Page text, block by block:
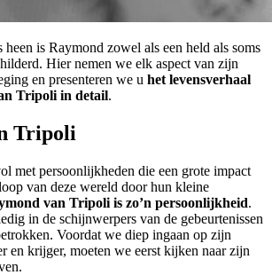
heen is Raymond zowel als een held als soms
Hier nemen we elk aspect van zijn
en presenteren we u het levensverhaal
Tripoli in detail.
Tripoli
met persoonlijkheden die een grote impact
van deze wereld door hun kleine
van Tripoli is zo’n persoonlijkheid.
in de schijnwerpers van de gebeurtenissen
Voordat we diep ingaan op zijn
en krijger, moeten we eerst kijken naar zijn